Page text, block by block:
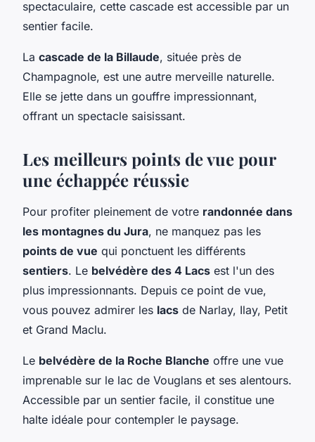
spectaculaire, cette cascade est accessible par un
sentier facile.
La cascade de la Billaude, située près de
Champagnole, est une autre merveille naturelle.
Elle se jette dans un gouffre impressionnant,
offrant un spectacle saisissant.
Les meilleurs points de vue pour
une échappée réussie
Pour profiter pleinement de votre randonnée dans
les montagnes du Jura, ne manquez pas les
points de vue qui ponctuent les différents
sentiers. Le belvédère des 4 Lacs est l'un des
plus impressionnants. Depuis ce point de vue,
vous pouvez admirer les lacs de Narlay, Ilay, Petit
et Grand Maclu.
Le belvédère de la Roche Blanche offre une vue
imprenable sur le lac de Vouglans et ses alentours.
Accessible par un sentier facile, il constitue une
halte idéale pour contempler le paysage.